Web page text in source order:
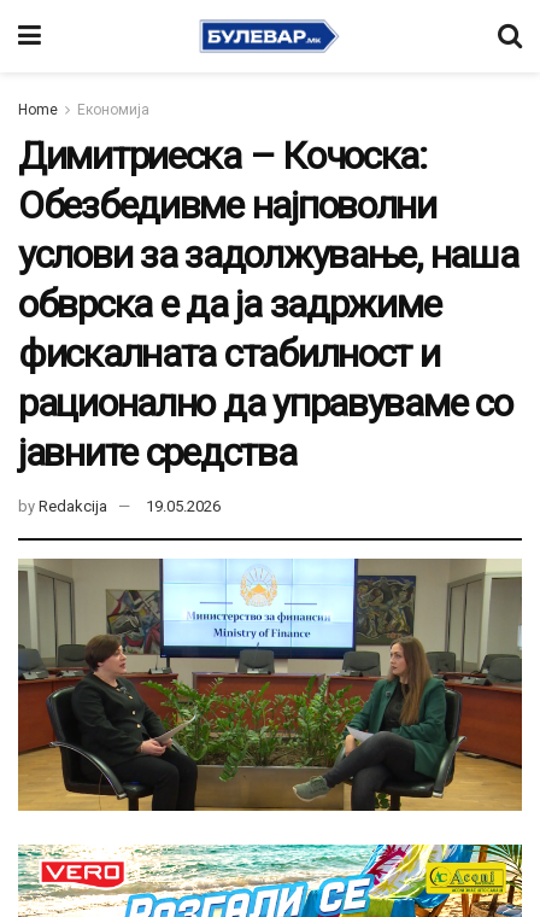
Home Економија
Димитриеска – Кочоска:
Обезбедивме најповолни
услови за задолжување, наша
обврска е да ја задржиме
фискалната стабилност и
рационално да управуваме со
јавните средства
by Redakcija 19.05.2026